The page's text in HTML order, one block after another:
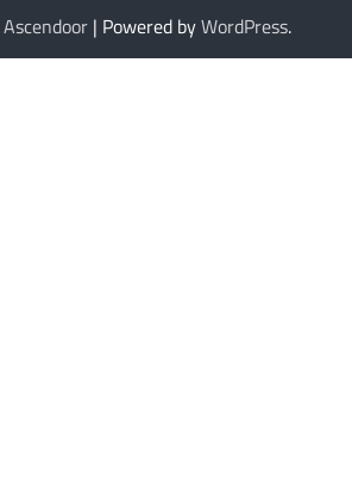
Ascendoor | Powered byWordPress.